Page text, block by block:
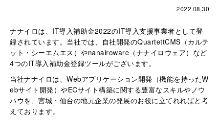
2022.08.30
ナナイロは、IT導入補助金2022のIT導入支援事業者として登
録されています。当社では、自社開発のQuartettCMS（カルテ
ット・シーエムエス）やnanairoware（ナナイロウェア）など
4つのIT導入補助金登録ツールがございます。
当社ナナイロは、Webアプリケーション開発（機能を持ったW
ebサイト開発）やECサイト構築に関する豊富なスキルやノウ
ハウを、宮城・仙台の地元企業の発展のお役に立てれればと考
えております。